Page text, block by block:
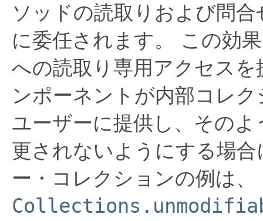
ソッドの読取りおよび問
に委任されます。
この効
への読取り専用アクセス
ンポーネントが内部コレ
ユーザーに提供し、その
更されないようにする場
ー・コレクションの例は、